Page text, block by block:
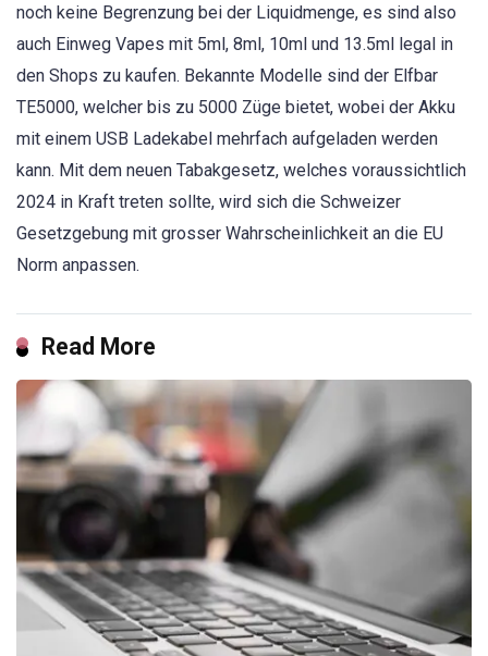
noch keine Begrenzung bei der Liquidmenge, es sind also
auch Einweg Vapes mit 5ml, 8ml, 10ml und 13.5ml legal in
den Shops zu kaufen. Bekannte Modelle sind der Elfbar
TE5000, welcher bis zu 5000 Züge bietet, wobei der Akku
mit einem USB Ladekabel mehrfach aufgeladen werden
kann. Mit dem neuen Tabakgesetz, welches voraussichtlich
2024 in Kraft treten sollte, wird sich die Schweizer
Gesetzgebung mit grosser Wahrscheinlichkeit an die EU
Norm anpassen.
Read More